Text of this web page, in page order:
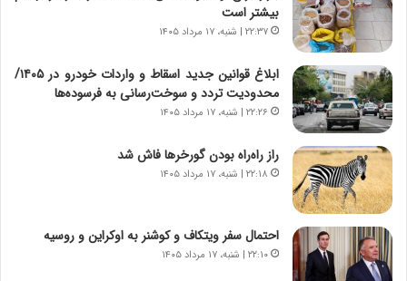
ت
و
ا
ن
س
ت
ه
د
ر
م
ق
ا
ب
ل
بیشتر است
۲۲:۳۷ | شنبه، ۱۷ مرداد ۱۴۰۵
ابلاغ قوانین جدید اسقاط و واردات خودرو در ۱۴۰۵/
محدودیت تردد و سوخت‌رسانی به فرسوده‌ها
۲۲:۲۶ | شنبه، ۱۷ مرداد ۱۴۰۵
راز راه‌راه بودن گورخرها فاش شد
۲۲:۱۸ | شنبه، ۱۷ مرداد ۱۴۰۵
احتمال سفر ویتکاف و کوشنر به اوکراین و روسیه
۲۲:۱۰ | شنبه، ۱۷ مرداد ۱۴۰۵